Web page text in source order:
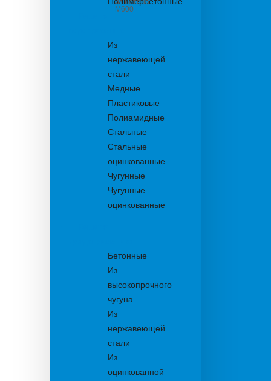
из бетона
М600
Из
нержавеющей
стали
Медные
Пластиковые
Полиамидные
Стальные
Стальные
оцинкованные
Чугунные
Чугунные
оцинкованные
Бетонные
Из
высокопрочного
чугуна
Из
нержавеющей
стали
Из
оцинкованной